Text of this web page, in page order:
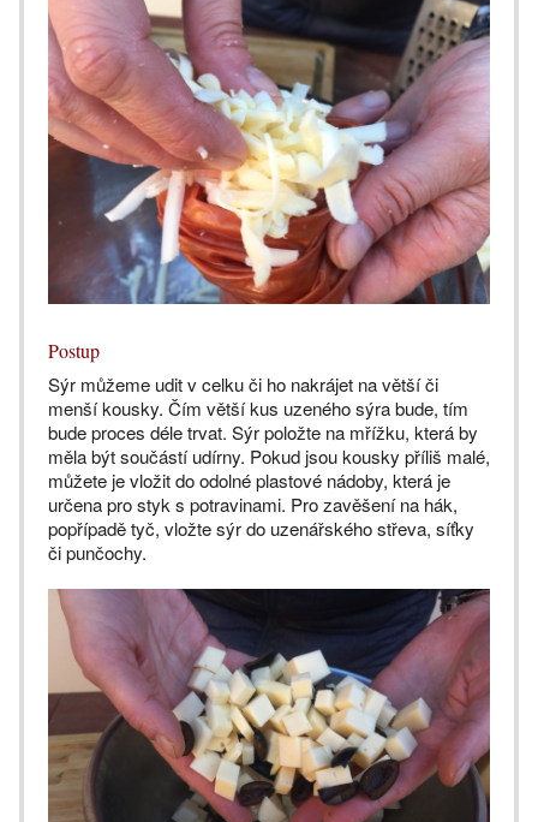
Postup
Sýr můžeme udit v celku či ho nakrájet na větší či
menší kousky. Čím větší kus uzeného sýra bude, tím
bude proces déle trvat. Sýr položte na mřížku, která by
měla být součástí udírny. Pokud jsou kousky příliš malé,
můžete je vložit do odolné plastové nádoby, která je
určena pro styk s potravinami. Pro zavěšení na hák,
popřípadě tyč, vložte sýr do uzenářského střeva, síťky
či punčochy.